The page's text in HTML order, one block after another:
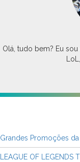
Olá, tudo bem? Eu
Grandes Promoções
LEAGUE OF LEGENDS